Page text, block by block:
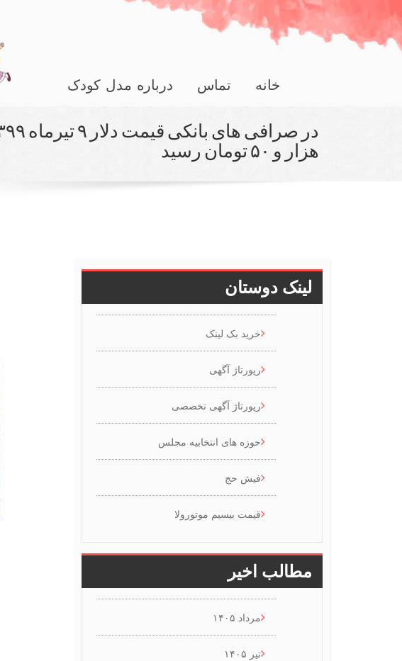
خانه تماس درباره مدل کودک
هزار و ۵۰ تومان رسید
لینک دوستان
خرید بک لینک
رپورتاژ آگهی
رپورتاژ آگهی تخصصی
حوزه های انتخابیه مجلس
فیش حج
قیمت بیسیم موتورولا
مطالب اخیر
مرداد ۱۴۰۵
تیر ۱۴۰۵